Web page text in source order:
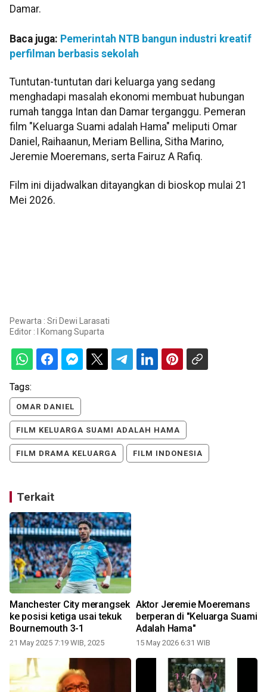
Damar.
Baca juga: Pemerintah NTB bangun industri kreatif
perfilman berbasis sekolah
Tuntutan-tuntutan dari keluarga yang sedang
menghadapi masalah ekonomi membuat hubungan
rumah tangga Intan dan Damar terganggu. Pemeran
film "Keluarga Suami adalah Hama" meliputi Omar
Daniel, Raihaanun, Meriam Bellina, Sitha Marino,
Jeremie Moeremans, serta Fairuz A Rafiq.
Film ini dijadwalkan ditayangkan di bioskop mulai 21
Mei 2026.
Pewarta : Sri Dewi Larasati
Editor :
I Komang Suparta
Tags:
OMAR DANIEL
FILM KELUARGA SUAMI ADALAH HAMA
FILM DRAMA KELUARGA FILM INDONESIA
Terkait
Manchester City merangsek
ke posisi ketiga usai tekuk
Bournemouth 3-1
21 May 2025 7:19 WIB, 2025
Aktor Jeremie Moeremans
berperan di "Keluarga Suami
Adalah Hama"
15 May 2026 6:31 WIB